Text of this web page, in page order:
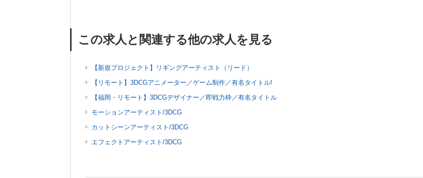
この求人と関連する他の求人を見る
【新規プロジェクト】リギングアーティスト（リード）
【リモート】3DCGアニメーター／ゲーム制作／有名タイトル!
【福岡・リモート】3DCGデザイナー／即戦力枠／有名タイトル
モーションアーティスト/3DCG
カットシーンアーティスト/3DCG
エフェクトアーティスト/3DCG